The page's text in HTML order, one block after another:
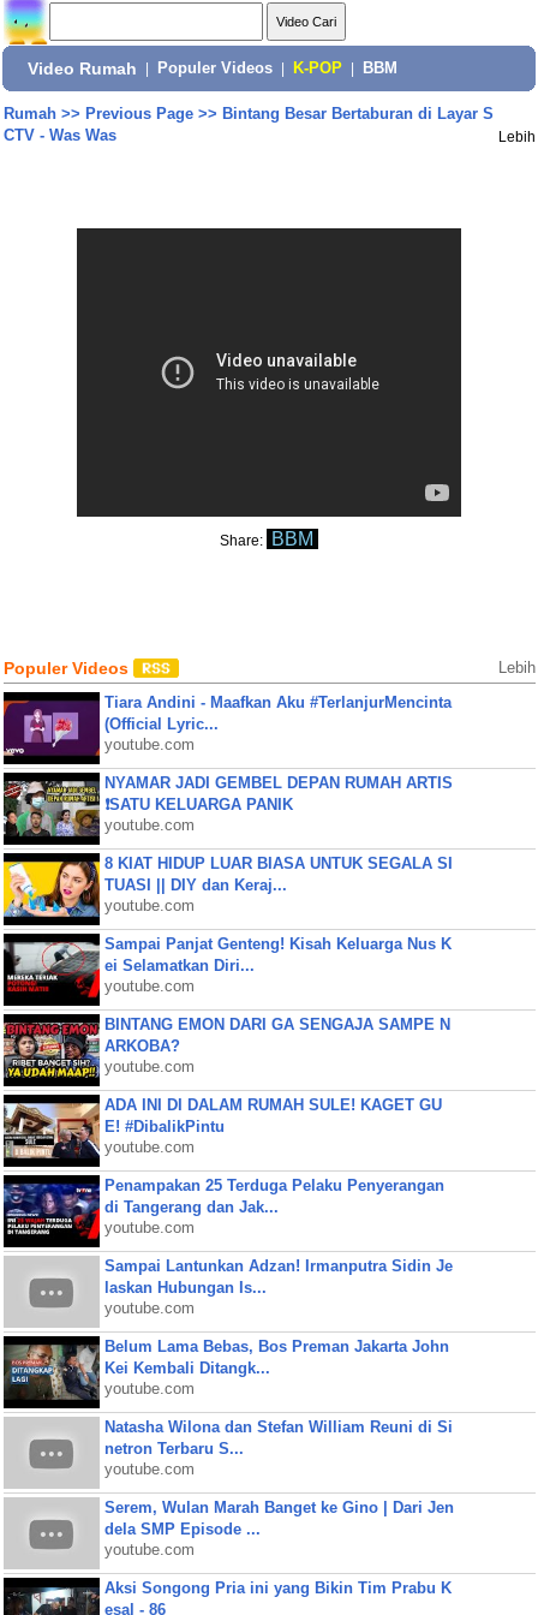
Video Rumah Populer Videos K-POP BBM
Rumah>> Previous Page>> Bintang Besar Bertaburan di Layar S
CTV - Was Was
Lebih
Share: BBM
Populer Videos Lebih
Tiara Andini - Maafkan Aku #TerlanjurMencinta
(Official Lyric...
youtube.com
NYAMAR JADI GEMBEL DEPAN RUMAH ARTIS
❗SATU KELUARGA PANIK
youtube.com
8 KIAT HIDUP LUAR BIASA UNTUK SEGALA SI
TUASI || DIY dan Keraj...
youtube.com
Sampai Panjat Genteng! Kisah Keluarga Nus K
ei Selamatkan Diri...
youtube.com
BINTANG EMON DARI GA SENGAJA SAMPE N
ARKOBA?
youtube.com
ADA INI DI DALAM RUMAH SULE! KAGET GU
E! #DibalikPintu
youtube.com
Penampakan 25 Terduga Pelaku Penyerangan
di Tangerang dan Jak...
youtube.com
Sampai Lantunkan Adzan! Irmanputra Sidin Je
laskan Hubungan Is...
youtube.com
Belum Lama Bebas, Bos Preman Jakarta John
Kei Kembali Ditangk...
youtube.com
Natasha Wilona dan Stefan William Reuni di Si
netron Terbaru S...
youtube.com
Serem, Wulan Marah Banget ke Gino | Dari Jen
dela SMP Episode ...
youtube.com
Aksi Songong Pria ini yang Bikin Tim Prabu K
esal - 86